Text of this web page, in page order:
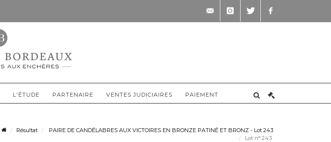
L'ÉTUDE PARTENAIRE VENTES JUDICIAIRES PAIEMENT
Résultat
PAIRE DE CANDÉLABRES AUX VICTOIRES EN BRONZE PATINÉ ET BRONZ - Lot 243
Lot n° 243